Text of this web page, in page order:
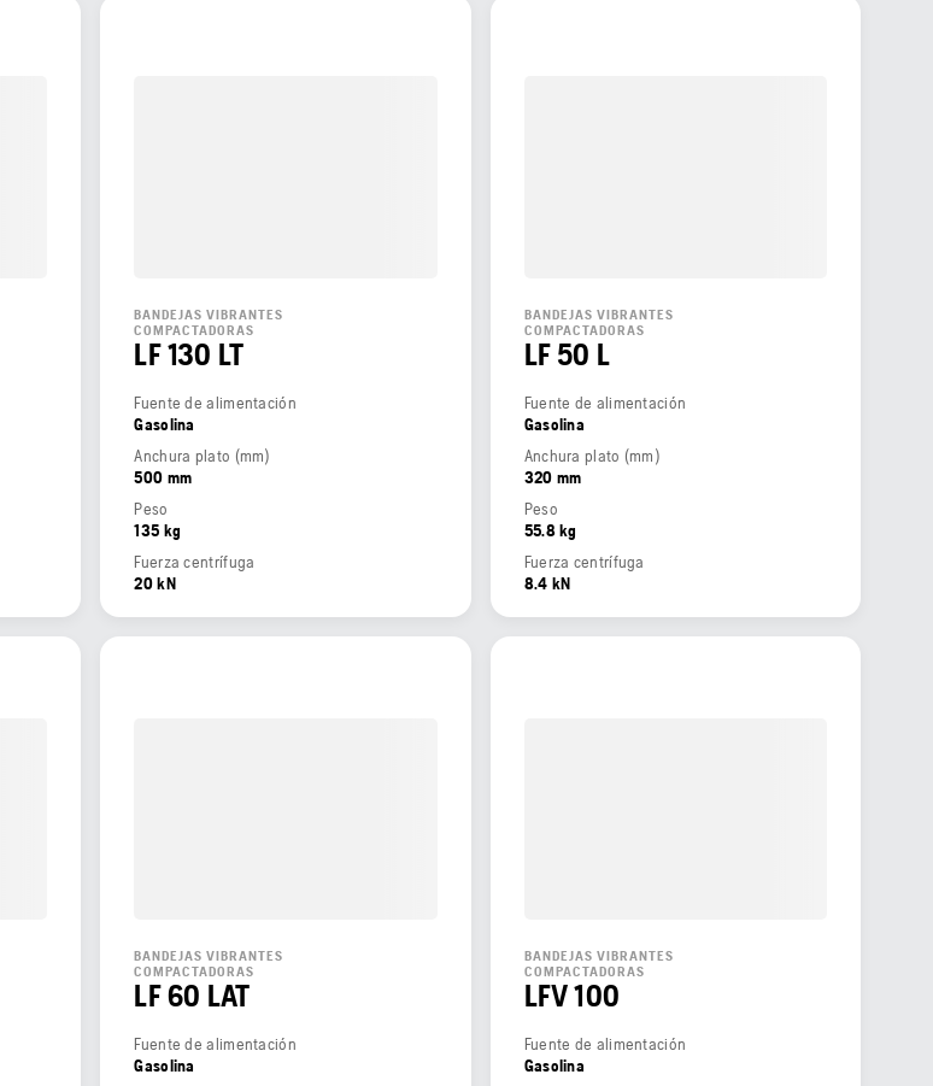
BANDEJAS VIBRANTES
COMPACTADORAS
LF 130 LT
Fuente de alimentación
Gasolina
Anchura plato (mm)
500 mm
Peso
135 kg
Fuerza centrífuga
20 kN
BANDEJAS VIBRANTES
COMPACTADORAS
LF 50 L
Fuente de alimentación
Gasolina
Anchura plato (mm)
320 mm
Peso
55.8 kg
Fuerza centrífuga
8.4 kN
BANDEJAS VIBRANTES
COMPACTADORAS
LF 60 LAT
Fuente de alimentación
Gasolina
BANDEJAS VIBRANTES
COMPACTADORAS
LFV 100
Fuente de alimentación
Gasolina